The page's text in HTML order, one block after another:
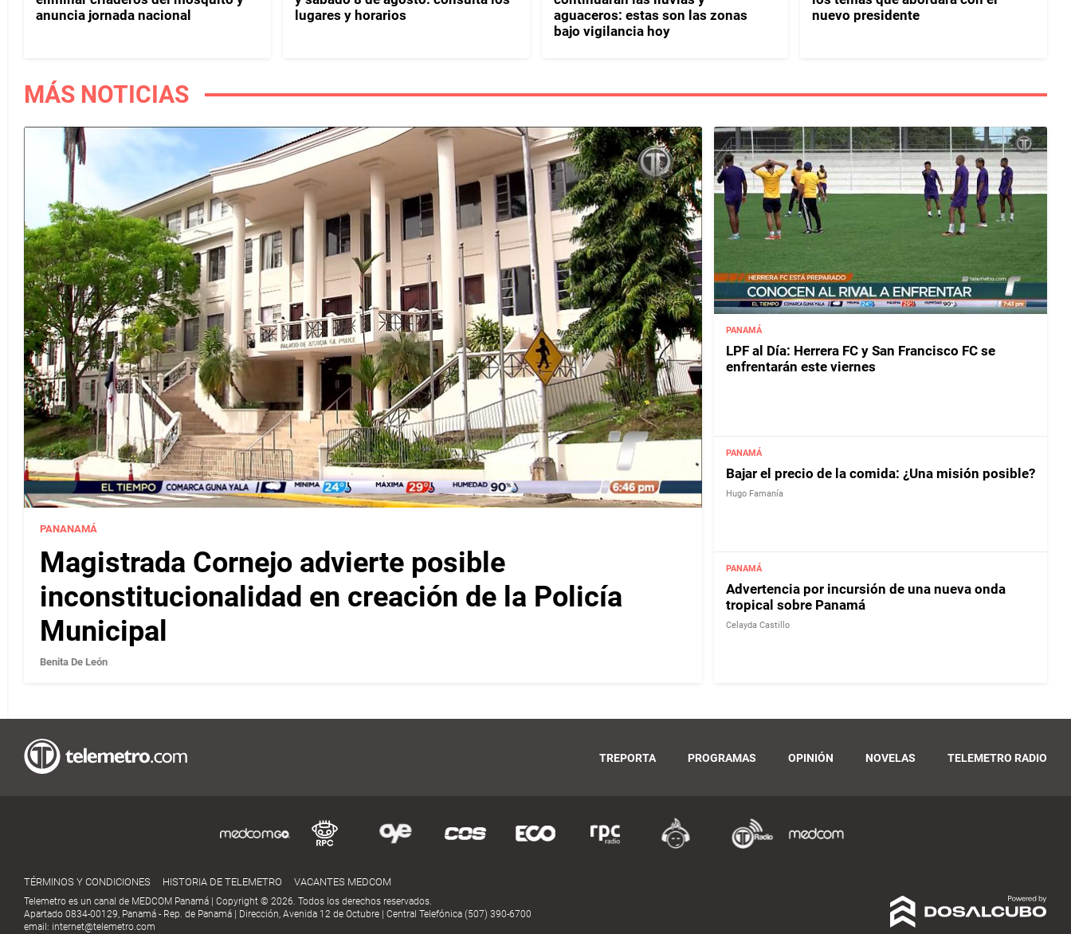
anuncia jornada nacional
lugares y horarios
aguaceros: estas son las zonas
bajo vigilancia hoy
nuevo presidente
MÁS NOTICIAS
PANANAMÁ
Magistrada Cornejo advierte posible
inconstitucionalidad en creación de la Policía
Municipal
Benita De León
PANAMÁ
LPF al Día: Herrera FC y San Francisco FC se
enfrentarán este viernes
PANAMÁ
Bajar el precio de la comida: ¿Una misión posible?
Hugo Famanía
PANAMÁ
Advertencia por incursión de una nueva onda
tropical sobre Panamá
Celayda Castillo
TREPORTA PROGRAMAS OPINIÓN NOVELAS TELEMETRO RADIO
TÉRMINOS Y CONDICIONES HISTORIA DE TELEMETRO VACANTES MEDCOM
Telemetro es un canal de MEDCOM Panamá | Copyright © 2026. Todos los derechos reservados.
Apartado 0834-00129, Panamá - Rep. de Panamá | Dirección, Avenida 12 de Octubre | Central Telefónica (507) 390-6700
email: internet@telemetro.com